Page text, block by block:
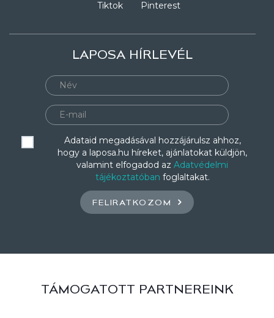
Tiktok Pinterest
LAPOSA HÍRLEVÉL
Adataid megadásával hozzájárulsz ahhoz,
hogy a laposa.hu híreket, ajánlatokat küldjön,
valamint elfogadod az Adatvédelmi
tájékoztatóban foglaltakat.
FELIRATKOZOM
TÁMOGATOTT PARTNEREINK